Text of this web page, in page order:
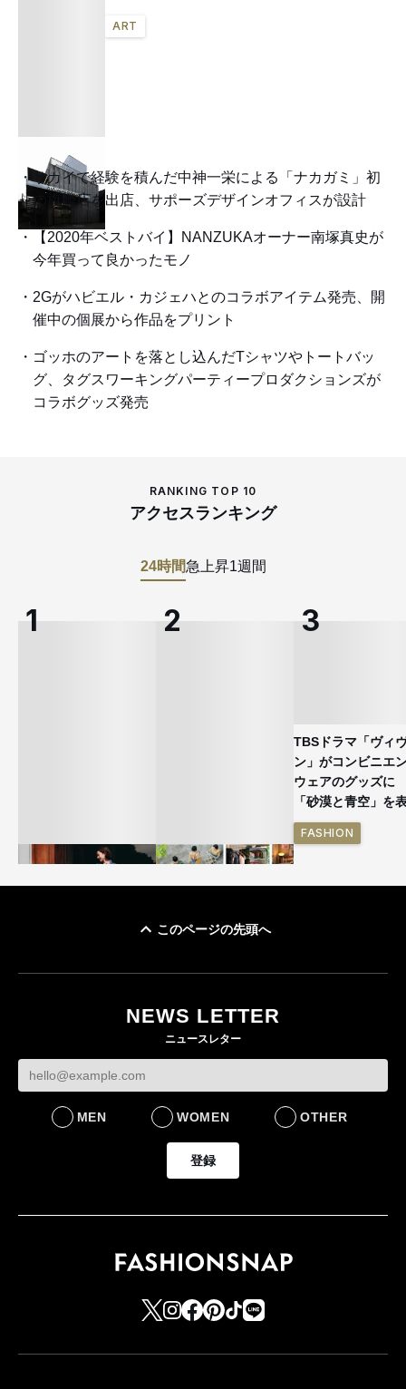
ART
サカイで経験を積んだ中神一栄による「ナカガミ」初
の旗艦店を出店、サポーズデザインオフィスが設計
【2020年ベストバイ】NANZUKAオーナー南塚真史が
今年買って良かったモノ
2Gがハビエル・カジェハとのコラボアイテム発売、開
催中の個展から作品をプリント
ゴッホのアートを落とし込んだTシャツやトートバッ
グ、タグスワーキングパーティープロダクションズが
コラボグッズ発売
RANKING TOP 10
アクセスランキング
24時間急上昇1週間
ケットなど7型を発売
FASHION
をラインナップ
LIFESTYLE
TBSドラマ「ヴィ
ン」がコンビニエ
ウェアのグッズ
「砂漠と青空」を
FASHION
このページの先頭へ
NEWS LETTER
ニュースレター
MEN WOMEN OTHER
登録